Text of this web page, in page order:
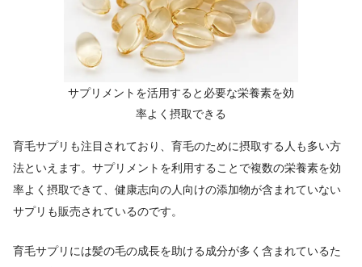
サプリメントを活用すると必要な栄養素を効
率よく摂取できる
育毛サプリも注目されており、育毛のために摂取する人も多い方
法といえます。サプリメントを利用することで複数の栄養素を効
率よく摂取できて、健康志向の人向けの添加物が含まれていない
サプリも販売されているのです。
育毛サプリには髪の毛の成長を助ける成分が多く含まれているた